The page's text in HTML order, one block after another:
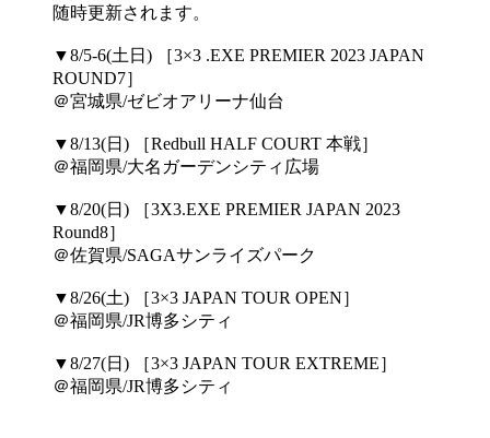
随時更新されます。
▼8/5-6(土日) ［3×3 .EXE PREMIER 2023 JAPAN
ROUND7］
＠宮城県/ゼビオアリーナ仙台
▼8/13(日) ［Redbull HALF COURT 本戦］
＠福岡県/大名ガーデンシティ広場
▼8/20(日) ［3X3.EXE PREMIER JAPAN 2023
Round8］
＠佐賀県/SAGAサンライズパーク
▼8/26(土) ［3×3 JAPAN TOUR OPEN］
＠福岡県/JR博多シティ
▼8/27(日) ［3×3 JAPAN TOUR EXTREME］
＠福岡県/JR博多シティ